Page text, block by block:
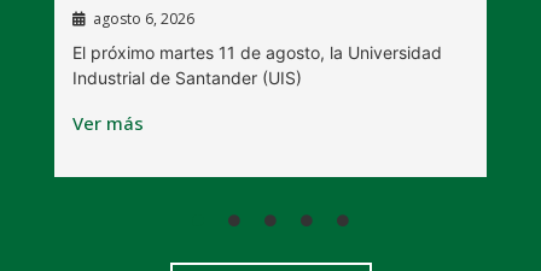
agosto 6, 2026
El próximo martes 11 de agosto, la Universidad
Industrial de Santander (UIS)
Ver más